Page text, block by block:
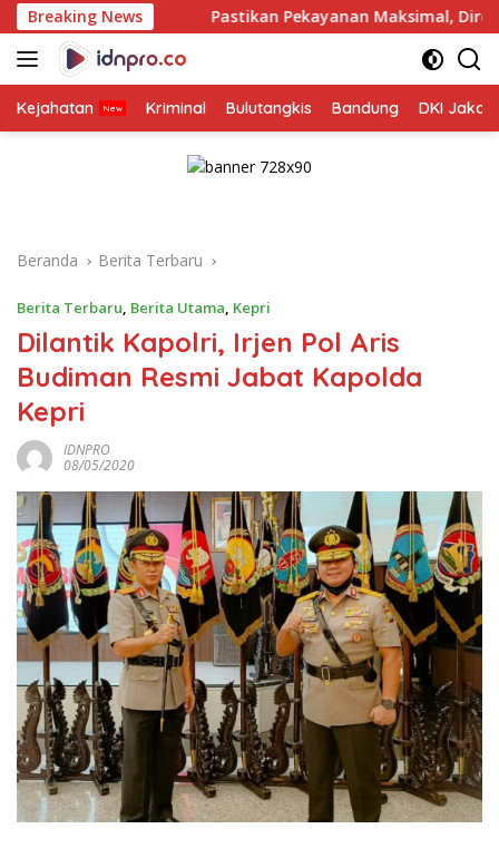
Langsung
ke
konten
Breaking News
Pastikan Pekayanan Maksimal, Direksi Jasa Raharja
Kejahatan Kriminal Bulutangkis Bandung DKI
Beranda Berita Terbaru
Berita Terbaru, Berita Utama, Kepri
Dilantik Kapolri, Irjen Pol Aris
Budiman Resmi Jabat Kapolda
Kepri
IDNPRO
08/05/2020